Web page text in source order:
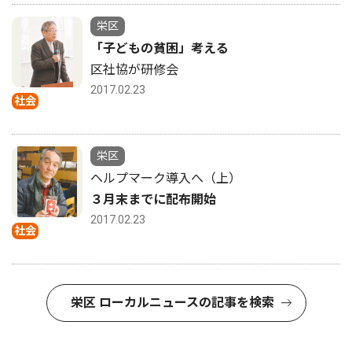
社会
栄区
「子どもの貧困」考える
区社協が研修会
2017.02.23
社会
栄区
ヘルプマーク導入へ（上）
３月末までに配布開始
2017.02.23
栄区 ローカルニュースの記事を検索